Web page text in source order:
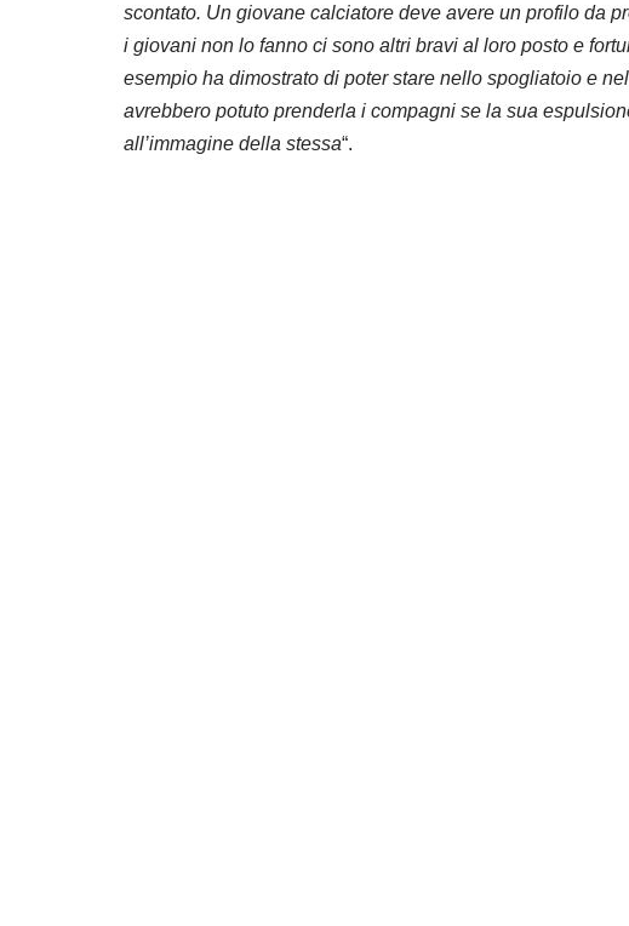
scontato. Un giovane calciatore deve avere un profilo da
i giovani non lo fanno ci sono altri bravi al loro posto e
esempio ha dimostrato di poter stare nello spogliatoio e
avrebbero potuto prenderla i compagni se la sua
all’immagine della stessa“.